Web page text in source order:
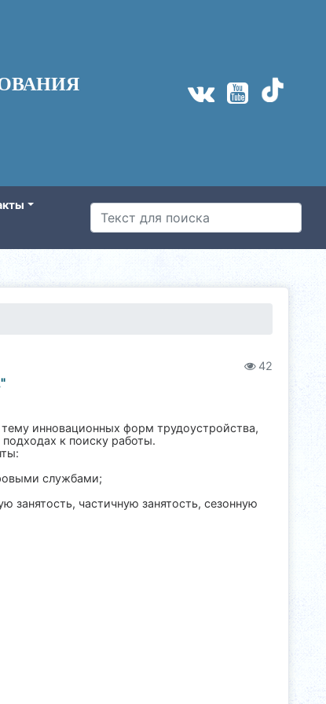
42
инновационных форм трудоустройства,
к поиску работы.
службами;
занятость, частичную занятость, сезонную